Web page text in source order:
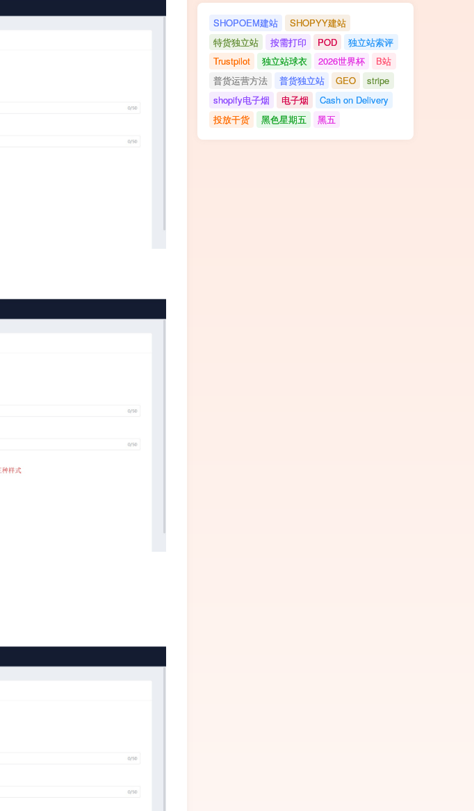
SHOPOEM建站
SHOPYY建站
特货独立站
按需打印 POD
独立站索评
Trustpilot
独立站球衣 2026世界杯
B站
普货运营方法
普货独立站 GEO
stripe
shopify电子烟
电子烟
Cash on Delivery
投放干货
黑色星期五 黑五